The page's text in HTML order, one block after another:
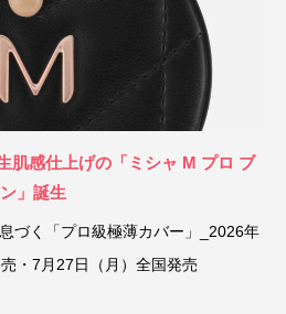
肌感仕上げの「ミシャ M プロ ブ
」誕生
づく「プロ級極薄カバー」_2026年
・7月27日（月）全国発売